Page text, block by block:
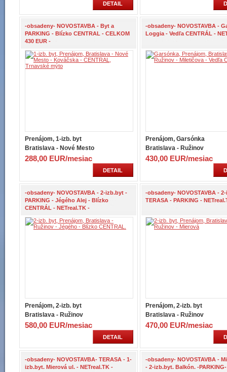
DETAIL
-obsadeny- NOVOSTAVBA - Byt a
PARKING - Blízko CENTRAL - CELKOM
430 EUR -
Prenájom, 1-izb. byt
Bratislava - Nové Mesto
288,00 EUR/mesiac
DETAIL
-obsadeny- NOVOSTAVBA -
Loggia - Vedľa CENTRÁL -
Prenájom, Garsónka
Bratislava - Ružinov
430,00 EUR/mesiac
-obsadeny- NOVOSTAVBA - 2-izb.byt -
PARKING - Jégého Alej - Blízko
CENTRÁL - NETreal.TK -
Prenájom, 2-izb. byt
Bratislava - Ružinov
580,00 EUR/mesiac
DETAIL
-obsadeny- NOVOSTAVBA -
TERASA - PARKING -
Prenájom, 2-izb. byt
Bratislava - Ružinov
470,00 EUR/mesiac
-obsadeny- NOVOSTAVBA- TERASA - 1-
izb.byt. Mierová ul. - NETreal.TK -
-obsadeny- NOVOSTAVBA -
- 2-izb.byt. Balkón. -PARKING-